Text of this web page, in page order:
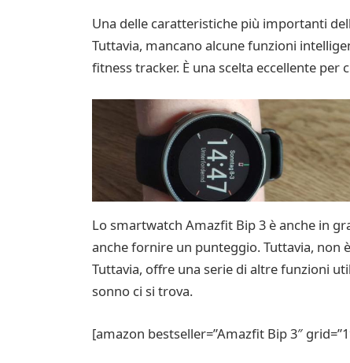
Una delle caratteristiche più importanti
Tuttavia, mancano alcune funzioni
fitness tracker. È una scelta eccellente
Lo smartwatch Amazfit Bip 3 è anche in
anche fornire un punteggio. Tuttavia, non
Tuttavia, offre una serie di altre funzioni
sonno ci si trova.
[amazon bestseller=”Amazfit Bip 3″